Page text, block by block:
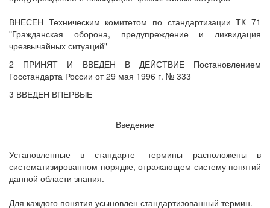
ВНЕСЕН Техническим комитетом по стандартизации ТК 71
"Гражданская оборона, предупреждение и ликвидация
чрезвычайных ситуаций"
2 ПРИНЯТ И ВВЕДЕН В ДЕЙСТВИЕ Постановлением
Госстандарта России от 29 мая 1996 г. № 333
3 ВВЕДЕН ВПЕРВЫЕ
Введение
Установленные в стандарте
термины расположены в
систематизированном порядке, отражающем систему понятий
данной области знания.
Для каждого понятия усыновлен стандартизованный термин.